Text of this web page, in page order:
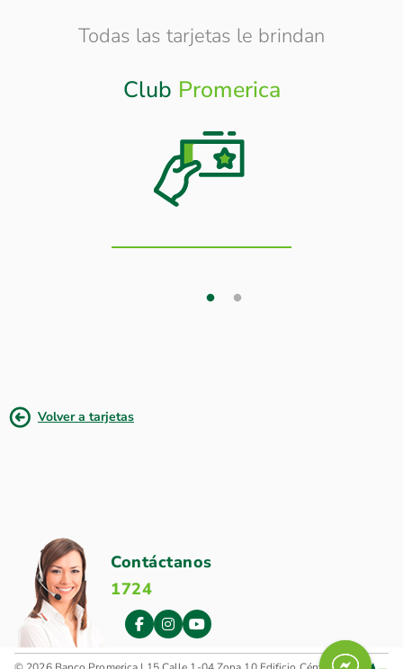
Todas las tarjetas le brindan
Club Promerica
OtrosBeneficios
Volver a tarjetas
Contáctanos
1724